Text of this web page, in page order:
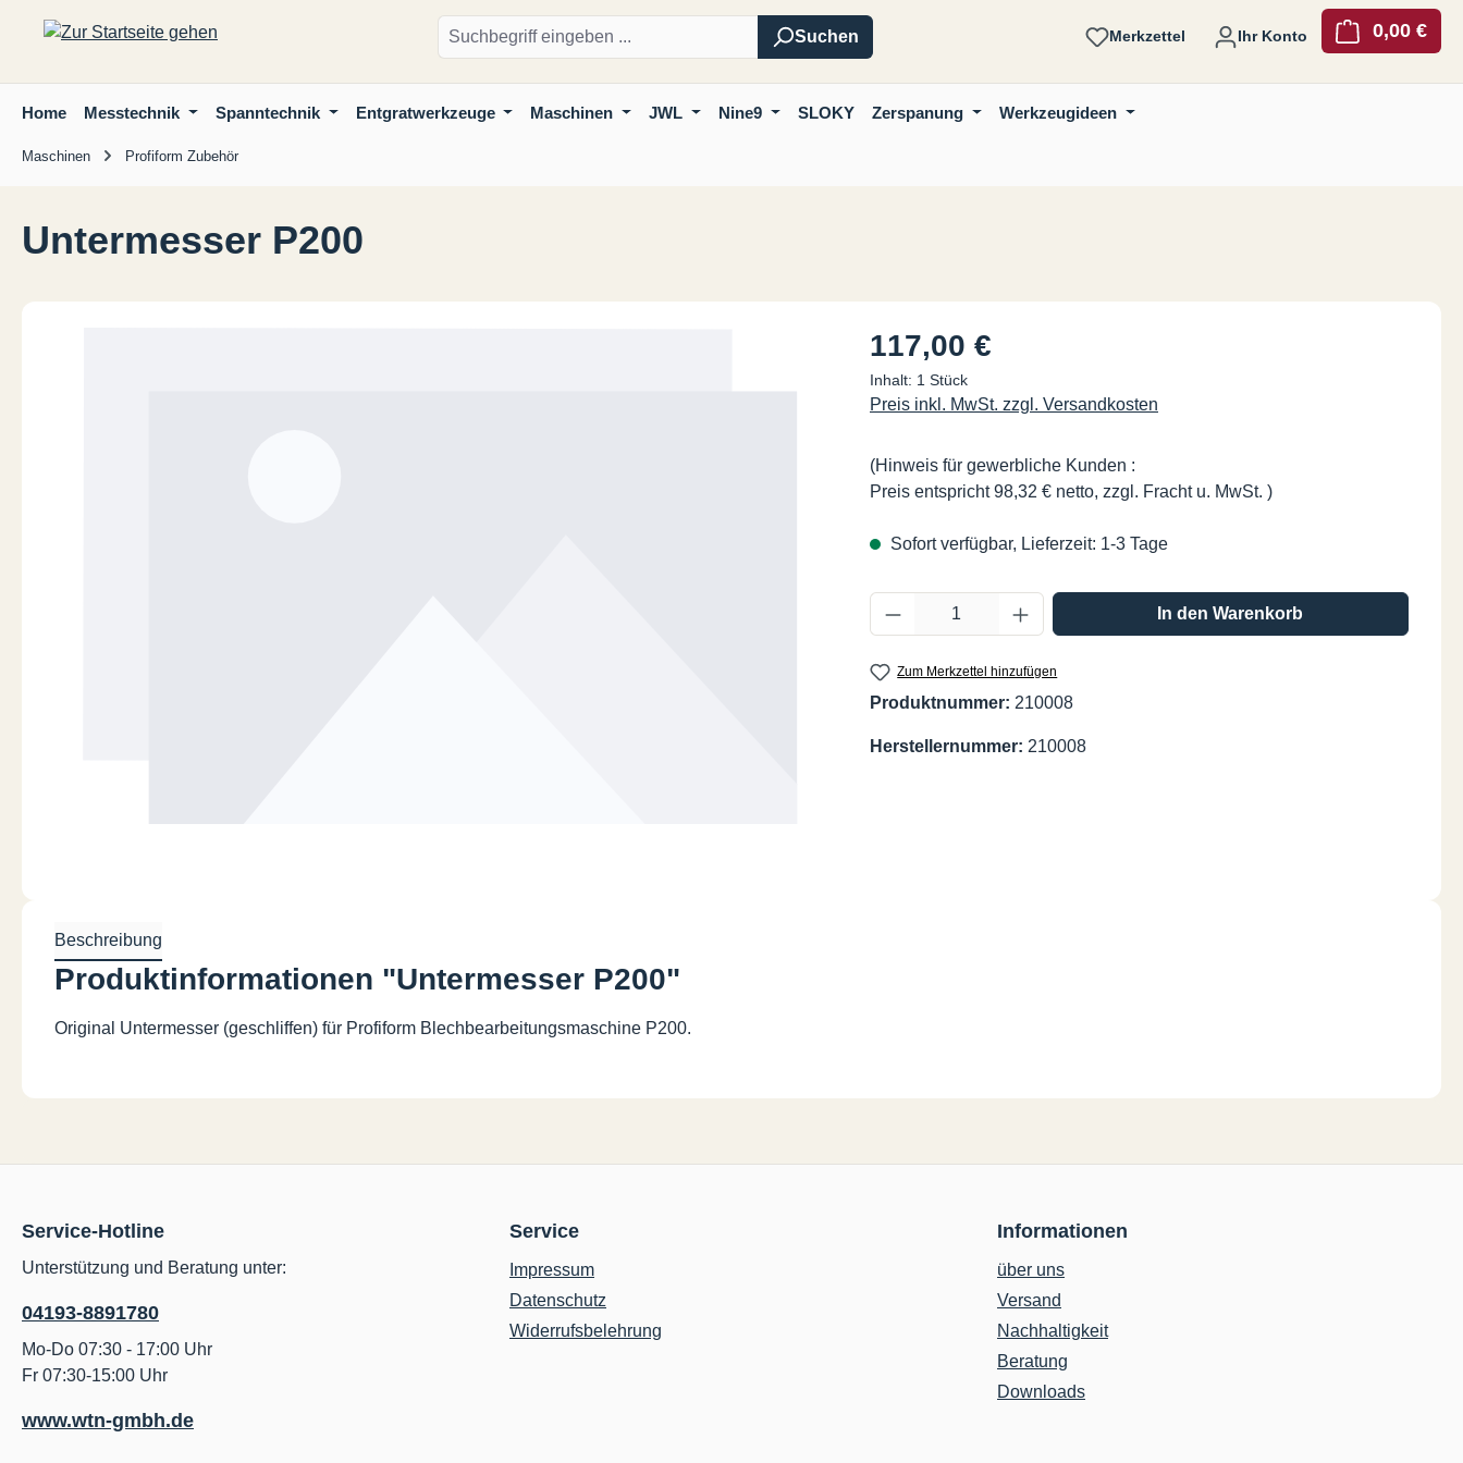
Hauptinhalt springen
Zur Suche springen
Zur Hauptnavigation springen
Suchen Merkzettel Ihr Konto 0,00 €
Home Messtechnik Spanntechnik Entgratwerkzeuge Maschinen JWL Nine9 SLOKY Zerspanung Werkzeugideen
Maschinen Profiform Zubehör
Untermesser P200
Regulärer Preis:
117,00 €
Inhalt: 1 Stück
Preis inkl. MwSt. zzgl. Versandkosten
(Hinweis für gewerbliche Kunden :
Preis entspricht 98,32 € netto, zzgl. Fracht u. MwSt. )
Sofort verfügbar, Lieferzeit: 1-3 Tage
Produkt Anzahl: Gib den gewünschten Wert ein
In den Warenkorb
Zum Merkzettel hinzufügen
Produktnummer: 210008
Herstellernummer: 210008
Beschreibung
Produktinformationen "Untermesser P200"
Original Untermesser (geschliffen) für Profiform Blechbearbeitungsmaschine P200.
Service-Hotline
Unterstützung und Beratung unter:
04193-8891780
Mo-Do 07:30 - 17:00 Uhr
Fr 07:30-15:00 Uhr
www.wtn-gmbh.de
Service
Impressum
Datenschutz
Widerrufsbelehrung
Informationen
über uns
Versand
Nachhaltigkeit
Beratung
Downloads